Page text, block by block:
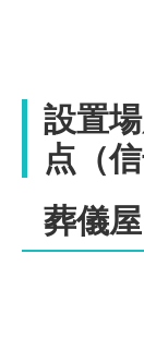
設置
点（
葬儀